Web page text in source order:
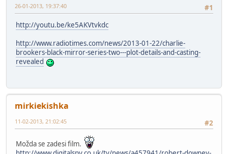
#1
26-01-2013, 19:37:40
http://youtu.be/ke5AKVtvkdc
http://www.radiotimes.com/news/2013-01-22/charlie-
brookers-black-mirror-series-two---plot-details-and-casting-
revealed
mirkiekishka
#2
11-02-2013, 21:02:45
Možda se zadesi film.